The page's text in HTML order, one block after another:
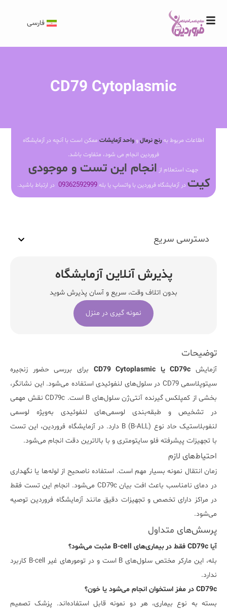
فارسی
CD79 Cytoplasmic
اطلاعات مربوط بهرنج نرمالو واحد آزمایشات ممکن است با آنچه در آزمایشگاه
فروردین انجام می شود، متفاوت باشد.
جهت استعلام از انجام این تست و موجودی
کیت در آزمایشگاه فروردین با واتساپ یا بله09362592999 در ارتباط باشید.
توضیحات
آزمایش CD79c یا CD79 Cytoplasmic برای بررسی حضور زنجیره
سیتوپلاسمی CD79 در سلول‌های لنفوئیدی استفاده می‌شود. این نشانگر،
بخشی از کمپلکس گیرنده آنتی‌ژن سلول‌های B است. CD79c نقش مهمی
در تشخیص و طبقه‌بندی لوسمی‌های لنفوئیدی به‌ویژه لوسمی
لنفوبلاستیک حاد نوع B (B- ALL) دارد. در آزمایشگاه فروردین، این تست
با تجهیزات پیشرفته فلو سایتومتری و با بالاترین دقت انجام می‌شود.
احتیاط‌های لازم
زمان انتقال نمونه بسیار مهم است. استفاده ناصحیح از لوله‌ها یا نگهداری
در دمای نامناسب باعث افت بیان CD79c می‌شود. انجام این تست فقط
در مراکز دارای تخصص و تجهیزات دقیق مانند آزمایشگاه فروردین توصیه
می‌شود.
پرسش‌های متداول
آیا CD79c فقط در بیماری‌های B-cell مثبت می‌شود؟
بله، این مارکر مختص سلول‌های B است و در تومورهای غیر B-cell کاربرد
ندارد.
CD79c در مغز استخوان انجام می‌شود یا خون؟
بسته به نوع بیماری، هر دو نمونه قابل استفاده‌اند. پزشک تصمیم‌
دسترسی سریع
پذیرش آنلاین آزمایشگاه
بدون اتلاف وقت، سریع و آسان پذیرش شوید
نمونه گیری در منزل